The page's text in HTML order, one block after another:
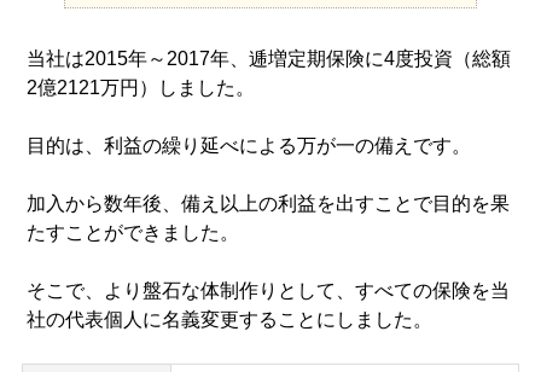
当社は2015年～2017年、逓増定期保険に4度投資（総額
2億2121万円）しました。
目的は、利益の繰り延べによる万が一の備えです。
加入から数年後、備え以上の利益を出すことで目的を果
たすことができました。
そこで、より盤石な体制作りとして、すべての保険を当
社の代表個人に名義変更することにしました。